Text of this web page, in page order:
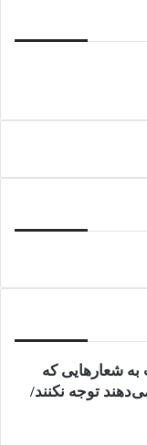
شعارهایی که
توجه نکنند/